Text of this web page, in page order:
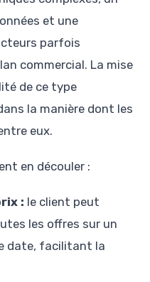
et une
parfois
commercial. La mise
de ce type
la manière dont les
eux.
en découler :
: le client peut
les offres sur un
date, facilitant la